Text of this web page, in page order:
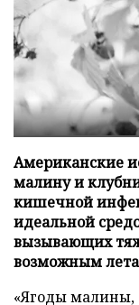
Американские
малину и
кишечной
идеальной
вызывающих
возможным
«Ягоды